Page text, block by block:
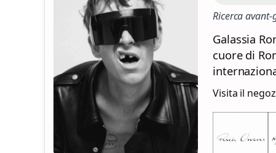
Ricerca
Galassia
cuore di
Visita il